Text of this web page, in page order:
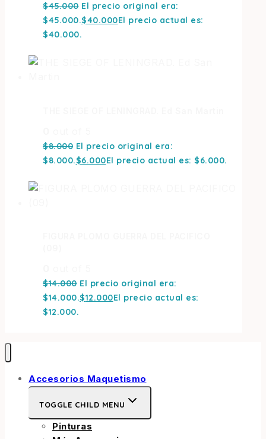
$45.000 El precio original era:
$45.000.$40.000El precio actual es:
$40.000.
$8.000 El precio original era:
$8.000.$6.000El precio actual es: $6.000.
$14.000 El precio original era:
$14.000.$12.000El precio actual es:
$12.000.
Accesorios Maquetismo
TOGGLE CHILD MENU
Pinturas